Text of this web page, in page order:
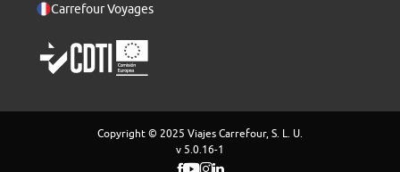
Carrefour Voyages
Copyright © 2025 Viajes Carrefour, S. L. U.
v 5.0.16-1